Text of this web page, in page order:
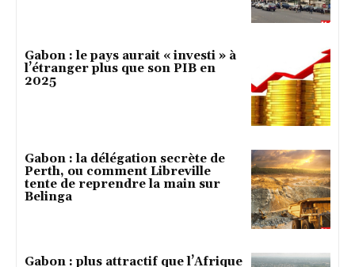
Gabon : le pays aurait « investi » à
l’étranger plus que son PIB en
2025
Gabon : la délégation secrète de
Perth, ou comment Libreville
tente de reprendre la main sur
Belinga
Gabon : plus attractif que l’Afrique